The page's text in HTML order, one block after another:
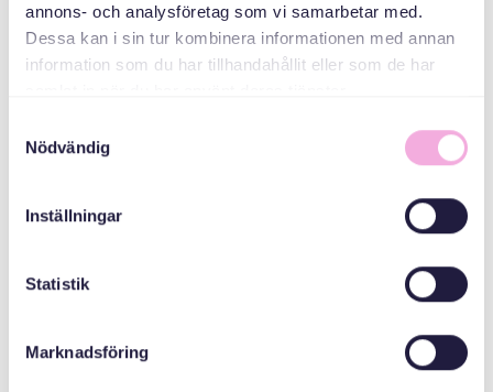
annons- och analysföretag som vi samarbetar med.
Dessa kan i sin tur kombinera informationen med annan
information som du har tillhandahållit eller som de har
Nödvändig
Inställningar
Statistik
Marknadsföring
Allmänna